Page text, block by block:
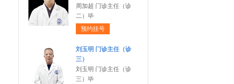
周加超 门诊主任（诊
二）毕
预约挂号
刘玉明 门诊主任（诊
三）
刘玉明 门诊主任（诊
三）毕